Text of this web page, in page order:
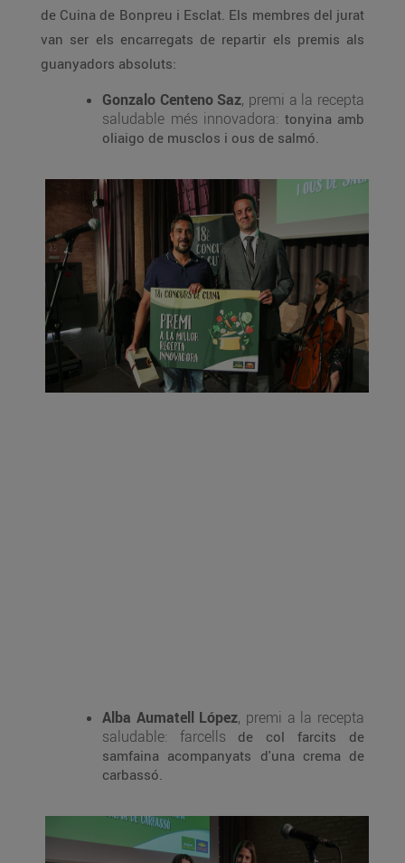
de Cuina de Bonpreu i Esclat. Els membres del jurat
van ser els encarregats de repartir els premis als
guanyadors absoluts:
Gonzalo Centeno Saz, premi a la recepta
saludable més innovadora: tonyina amb
oliaigo de musclos i ous de salmó.
Alba Aumatell López, premi a la recepta
saludable: farcells de col farcits de
samfaina acompanyats d'una crema de
carbassó.